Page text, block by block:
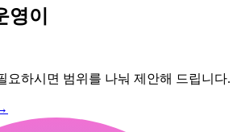
영이
요하시면 범위를 나눠 제안해 드립니다.